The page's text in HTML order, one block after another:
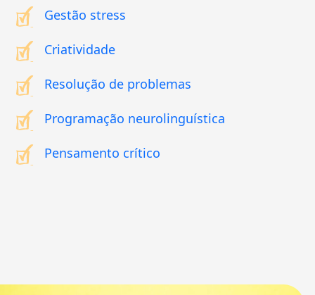
Gestão stress
Criatividade
Resolução de problemas
Programação neurolinguística
Pensamento crítico